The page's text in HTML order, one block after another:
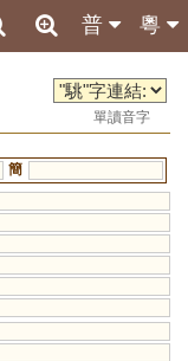
粵
普
單讀音字
簡